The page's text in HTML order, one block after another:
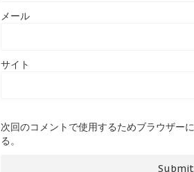
メール
サイト
次回のコメントで使用するためブラウザー
る。